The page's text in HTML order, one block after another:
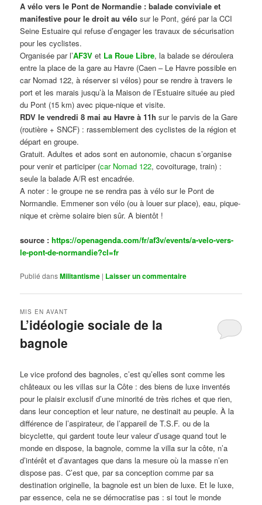
A vélo vers le Pont de Normandie : balade conviviale et
manifestive pour le droit au vélo sur le Pont, géré par la CCI
Seine Estuaire qui refuse d’engager les travaux de sécurisation
pour les cyclistes.
Organisée par l’AF3V et La Roue Libre, la balade se déroulera
entre la place de la gare au Havre (Caen – Le Havre possible en
car Nomad 122, à réserver si vélos) pour se rendre à travers le
port et les marais jusqu’à la Maison de l’Estuaire située au pied
du Pont (15 km) avec pique-nique et visite.
RDV le vendredi 8 mai au Havre à 11h sur le parvis de la Gare
(routière + SNCF) : rassemblement des cyclistes de la région et
départ en groupe.
Gratuit. Adultes et ados sont en autonomie, chacun s’organise
pour venir et participer (car Nomad 122, covoiturage, train) :
seule la balade A/R est encadrée.
A noter : le groupe ne se rendra pas à vélo sur le Pont de
Normandie. Emmener son vélo (ou à louer sur place), eau, pique-
nique et crème solaire bien sûr. A bientôt !
source :https://openagenda.com/fr/af3v/events/a-velo-vers-
le-pont-de-normandie?cl=fr
Publié dansMilitantisme | Laisser un commentaire
L’idéologie sociale de la
bagnole
MIS EN AVANT
Le vice profond des bagnoles, c’est qu’elles sont comme les
châteaux ou les villas sur la Côte : des biens de luxe inventés
pour le plaisir exclusif d’une minorité de très riches et que rien,
dans leur conception et leur nature, ne destinait au peuple. À la
différence de l’aspirateur, de l’appareil de T.S.F. ou de la
bicyclette, qui gardent toute leur valeur d’usage quand tout le
monde en dispose, la bagnole, comme la villa sur la côte, n’a
d’intérêt et d’avantages que dans la mesure où la masse n’en
dispose pas. C’est que, par sa conception comme par sa
destination originelle, la bagnole est un bien de luxe. Et le luxe,
par essence, cela ne se démocratise pas : si tout le monde